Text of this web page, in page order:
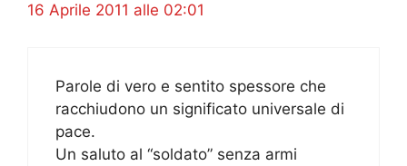
16 Aprile 2011 alle 02:01
Parole di vero e sentito spessore che
racchiudono un significato universale di
pace.
Un saluto al “soldato” senza armi